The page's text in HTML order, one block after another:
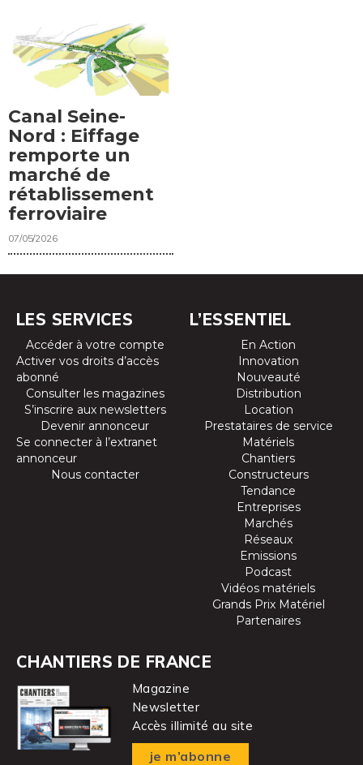
Canal Seine-
Nord : Eiffage
remporte un
marché de
rétablissement
ferroviaire
07/05/2026
LES SERVICES
Accéder à votre compte
Activer vos droits d’accès
abonné
Consulter les magazines
S’inscrire aux newsletters
Devenir annonceur
Se connecter à l’extranet
annonceur
Nous contacter
L’ESSENTIEL
En Action
Innovation
Nouveauté
Distribution
Location
Prestataires de service
Matériels
Chantiers
Constructeurs
Tendance
Entreprises
Marchés
Réseaux
Emissions
Podcast
Vidéos matériels
Grands Prix Matériel
Partenaires
CHANTIERS DE FRANCE
Magazine
Newsletter
Accès illimité au site
je m’abonne